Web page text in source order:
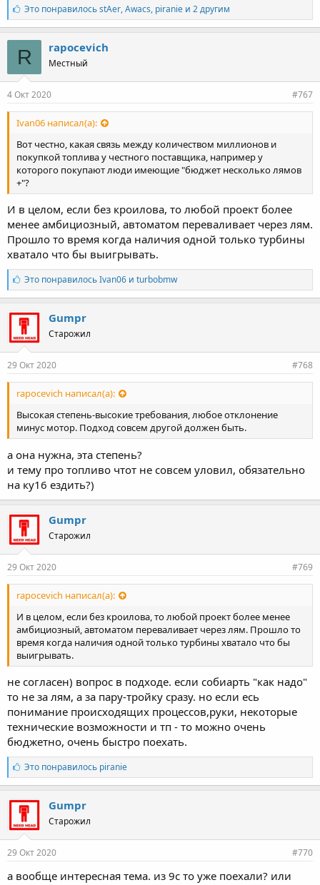
Л
а
й
к
и
Это понравилосьstAer,Awacs, piranie и 2 другим
R rapocevich
Местный
4 Окт 2020 #767
Ivan06 написал(а):
Вот честно, какая связь между количеством миллионов и
покупкой топлива у честного поставщика, например у
которого покупают люди имеющие "бюджет несколько лямов
+"?
И в целом, если без кроилова, то любой проект более
менее амбициозный, автоматом переваливает через лям.
Прошло то время когда наличия одной только турбины
хватало что бы выигрывать.
Л
а
й
к
и
:
Это понравилосьIvan06и turbobmw
Gumpr
Старожил
29 Окт 2020 #768
rapocevich написал(а):
Высокая степень-высокие требования, любое отклонение
минус мотор. Подход совсем другой должен быть.
а она нужна, эта степень?
и тему про топливо чтот не совсем уловил, обязательно
на ку16 ездить?)
Gumpr
Старожил
29 Окт 2020 #769
rapocevich написал(а):
И в целом, если без кроилова, то любой проект более менее
амбициозный, автоматом переваливает через лям. Прошло то
время когда наличия одной только турбины хватало что бы
выигрывать.
не согласен) вопрос в подходе. если собиарть "как надо"
то не за лям, а за пару-тройку сразу. но если есь
понимание происходящих процессов,руки, некоторые
технические возможности и тп - то можно очень
бюджетно, очень быстро поехать.
Л
а
й
к
и
:
Это понравилось piranie
Gumpr
Старожил
29 Окт 2020 #770
а вообще интересная тема. из 9с то уже поехали? или